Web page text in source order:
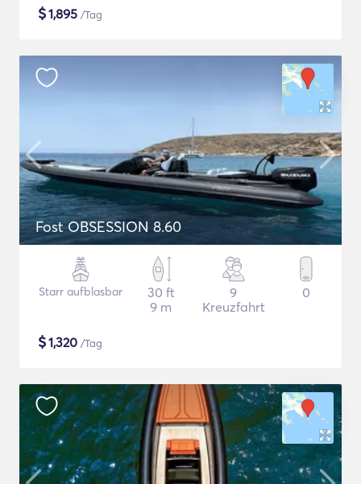
$1,895 /Tag
Fost OBSESSION 8.60
Starr aufblasbar
30 ft
9 m
9
Kreuzfahrt
0
$1,320 /Tag